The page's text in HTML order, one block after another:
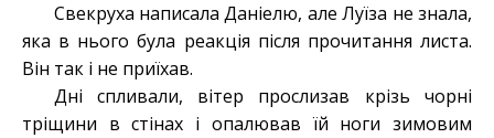
Свекруха написала Даніелю, але Луїза не знала,
яка в нього була реакція після прочитання листа.
Він так і не приїхав.
Дні спливали, вітер прослизав крізь чорні
тріщини в стінах і опалював їй ноги зимовим